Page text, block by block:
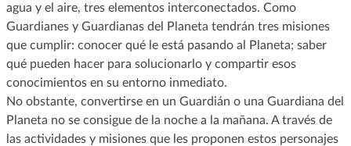
agua y el aire, tres elementos interconectados. Como
Guardianes y Guardianas del Planeta tendrán tres misiones
que cumplir: conocer qué le está pasando al Planeta; saber
qué pueden hacer para solucionarlo y compartir esos
conocimientos en su entorno inmediato.
No obstante, convertirse en un Guardián o una Guardiana del
Planeta no se consigue de la noche a la mañana. A través de
las actividades y misiones que les proponen estos personajes